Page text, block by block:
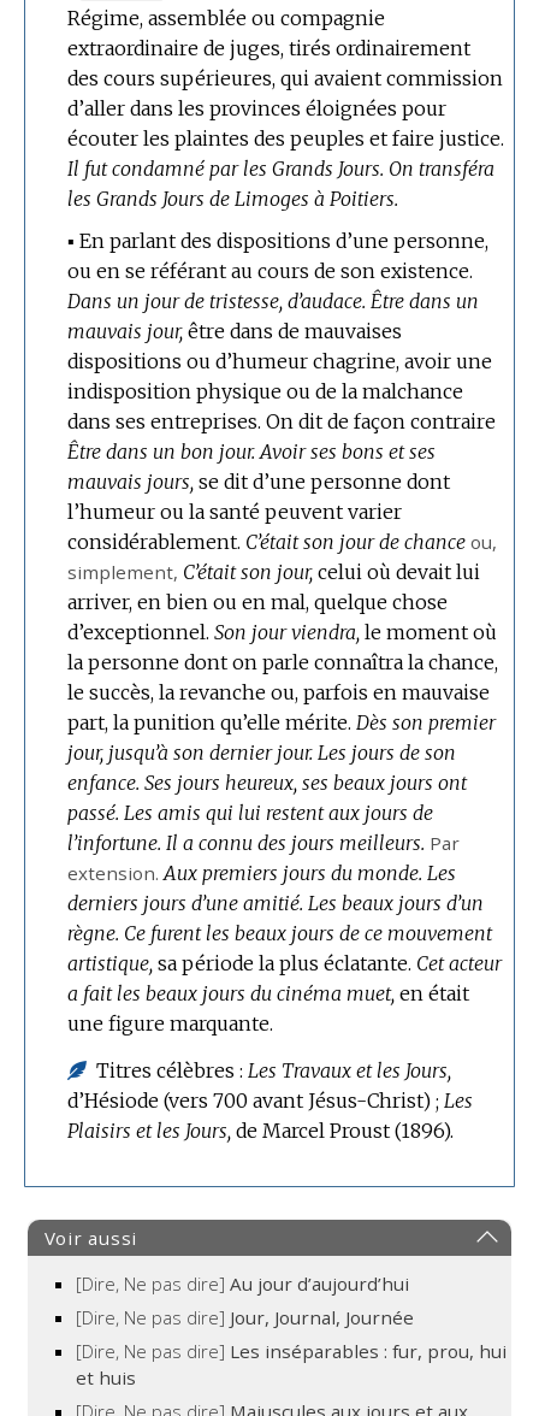
DE
DOMAINE
:
Régime, assemblée ou compagnie
extraordinaire de juges, tirés ordinairement
des cours supérieures, qui avaient commission
d’aller dans les provinces éloignées pour
écouter les plaintes des peuples et faire justice.
Il fut condamné par les Grands Jours. On transféra
les Grands Jours de Limoges à Poitiers.
▪ En parlant des dispositions d’une personne,
ou en se référant au cours de son existence.
Dans un jour de tristesse, d’audace. Être dans un
mauvais jour, être dans de mauvaises
dispositions ou d’humeur chagrine, avoir une
indisposition physique ou de la malchance
dans ses entreprises. On dit de façon contraire
Être dans un bon jour. Avoir ses bons et ses
mauvais jours, se dit d’une personne dont
l’humeur ou la santé peuvent varier
considérablement. C’était son jour de chance ou,
simplement, C’était son jour, celui où devait lui
arriver, en bien ou en mal, quelque chose
d’exceptionnel. Son jour viendra, le moment où
la personne dont on parle connaîtra la chance,
le succès, la revanche ou, parfois en mauvaise
part, la punition qu’elle mérite. Dès son premier
jour, jusqu’à son dernier jour. Les jours de son
enfance. Ses jours heureux, ses beaux jours ont
passé. Les amis qui lui restent aux jours de
l’infortune. Il a connu des jours meilleurs. Par
extension. Aux premiers jours du monde. Les
derniers jours d’une amitié. Les beaux jours d’un
règne. Ce furent les beaux jours de ce mouvement
artistique, sa période la plus éclatante. Cet acteur
a fait les beaux jours du cinéma muet, en était
une figure marquante.
Titres célèbres : Les Travaux et les Jours,
d’Hésiode (vers 700 avant Jésus-Christ) ; Les
Plaisirs et les Jours, de Marcel Proust (1896).
Voir aussi
[Dire, Ne pas dire]Au jour d’aujourd’hui
[Dire, Ne pas dire] Jour, Journal, Journée
[Dire, Ne pas dire] Les inséparables : fur, prou, hui
et huis